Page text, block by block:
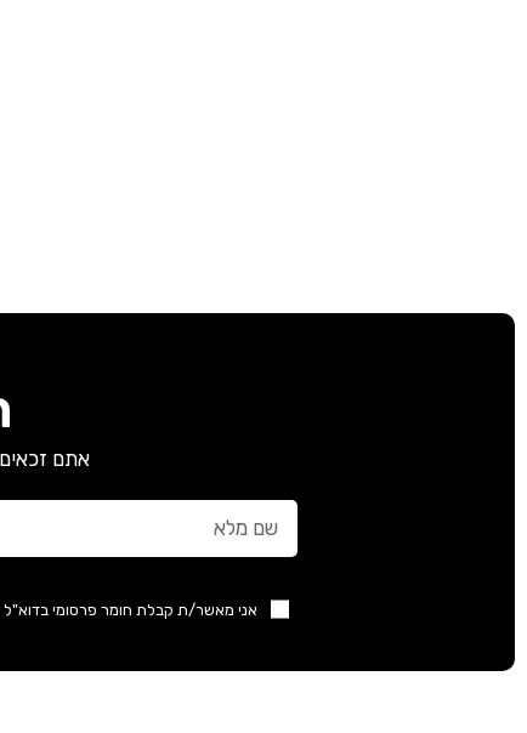
אתם זכאים
אני מאשר/ת קבלת חומר פרסומי בדוא"ל